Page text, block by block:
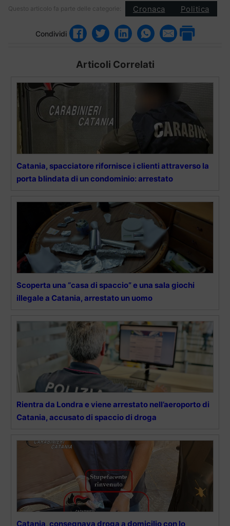
Questo articolo fa parte delle categorie: Cronaca Politica
Condividi
Articoli Correlati
Catania, spacciatore rifornisce i clienti attraverso la
porta blindata di un condominio: arrestato
Scoperta una “casa di spaccio” e una sala giochi
illegale a Catania, arrestato un uomo
Rientra da Londra e viene arrestato nell’aeroporto di
Catania, accusato di spaccio di droga
Catania, consegnava droga a domicilio con lo